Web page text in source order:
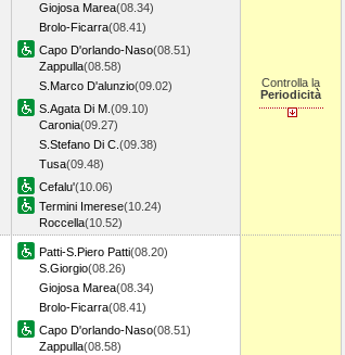
Giojosa Marea(08.34)
Brolo-Ficarra(08.41)
Capo D'orlando-Naso(08.51)
Zappulla(08.58)
S.Marco D'alunzio(09.02)
S.Agata Di M. (09.10)
Caronia(09.27)
S.Stefano Di C. (09.38)
Tusa(09.48)
Cefalu'(10.06)
Termini Imerese(10.24)
Roccella(10.52)
Controlla la
Periodicità
Patti-S.Piero Patti(08.20)
S.Giorgio(08.26)
Giojosa Marea(08.34)
Brolo-Ficarra(08.41)
Capo D'orlando-Naso(08.51)
Zappulla(08.58)